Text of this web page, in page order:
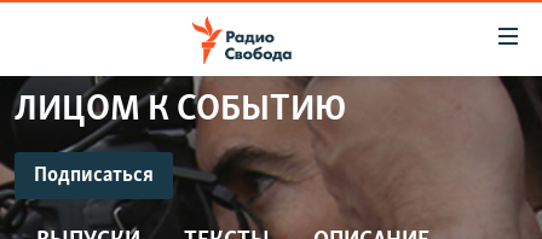
упрощенного
доступа
Вернуться
к
ПРОГРАММЫ
ПОДКАСТЫ
АВТОРСКИЕ ПРОЕКТЫ
ЛИЦОМ К СОБЫТИЮ
Подписаться
ПОДПИСАТЬСЯ